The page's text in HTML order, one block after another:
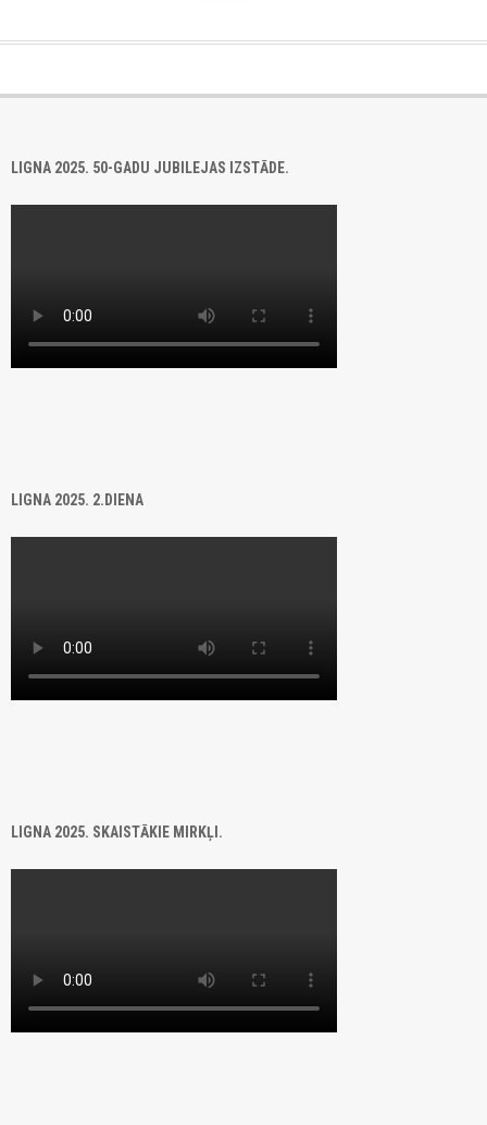
LIGNA 2025. 50-GADU JUBILEJAS IZSTĀDE.
LIGNA 2025. 2.DIENA
LIGNA 2025. SKAISTĀKIE MIRKĻI.